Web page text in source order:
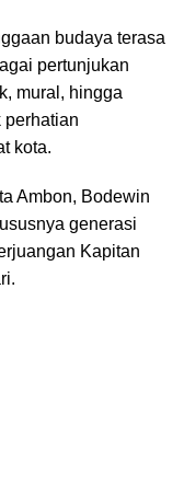
budaya terasa
pertunjukan
mural, hingga
perhatian
kota.
Ambon, Bodewin
generasi
Kapitan